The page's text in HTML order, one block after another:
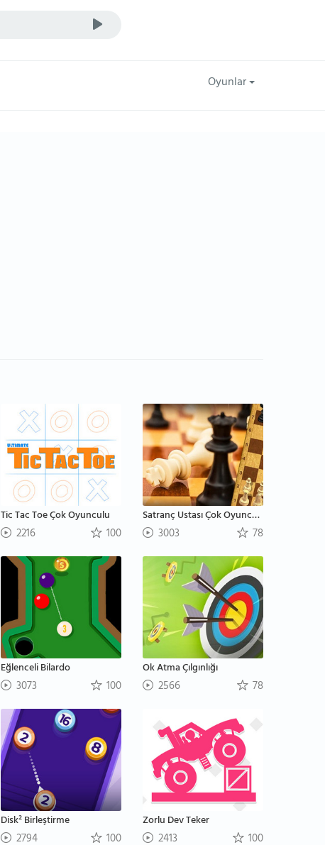
Oyunlar
Tic Tac Toe Çok Oyunculu
2216 100
Satranç Ustası Çok Oyunculu
3003 78
Eğlenceli Bilardo
3073 100
Ok Atma Çılgınlığı
2566 78
Disk² Birleştirme
2794 100
Zorlu Dev Teker
2413 100